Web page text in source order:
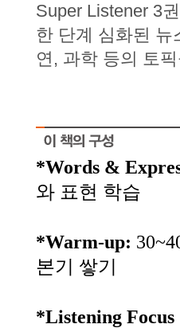
Super Listener 3
한 단계 심화된 뉴
연, 과학 등의 토
*Words &
와 표현 학습
*Warm-up:
본기 쌓기
*Listening